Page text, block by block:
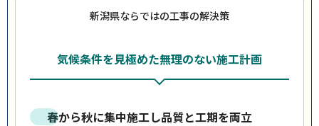
新潟県ならではの工事の解決策
気候条件を見極めた無理のない施工計画
春から秋に集中施工し品質と工期を両立